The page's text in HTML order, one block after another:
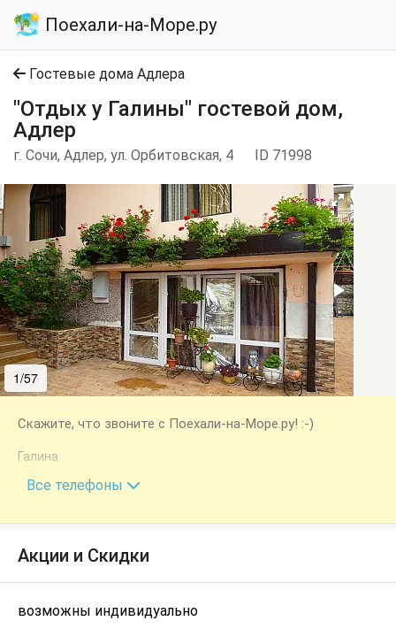
Поехали-на-Море.ру
Гостевые дома Адлера
"Отдых у Галины" гостевой дом,
Адлер
г. Сочи, Адлер, ул. Орбитовская, 4 ID 71998
1/57
Скажите, что звоните с Поехали-на-Море.ру! :-)
Галина
+7 (918) 302-61-77
Все телефоны
Акции и Скидки
возможны индивидуально